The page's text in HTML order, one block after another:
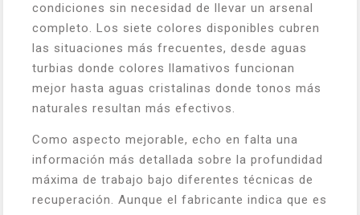
condiciones sin necesidad de llevar un arsenal
completo. Los siete colores disponibles cubren
las situaciones más frecuentes, desde aguas
turbias donde colores llamativos funcionan
mejor hasta aguas cristalinas donde tonos más
naturales resultan más efectivos.
Como aspecto mejorable, echo en falta una
información más detallada sobre la profundidad
máxima de trabajo bajo diferentes técnicas de
recuperación. Aunque el fabricante indica que es